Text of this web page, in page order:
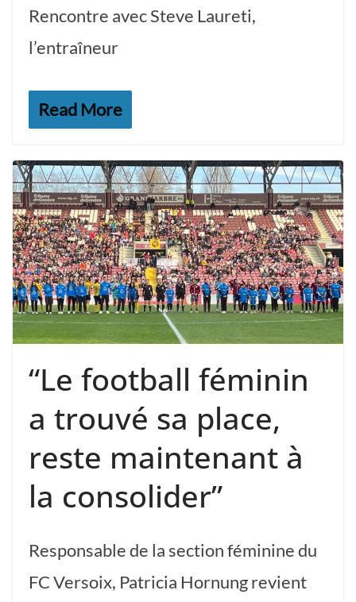
Rencontre avec Steve Laureti,
l’entraîneur
Read More
“Le football féminin
a trouvé sa place,
reste maintenant à
la consolider”
Responsable de la section féminine du
FC Versoix, Patricia Hornung revient